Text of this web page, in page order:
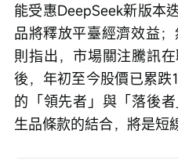
能受惠DeepSeek新版本
品將釋放平臺經濟效益
則指出，市場關注騰訊
後，年初至今股價已累跌
的「領先者」與「落後
生品條款的結合，將是短